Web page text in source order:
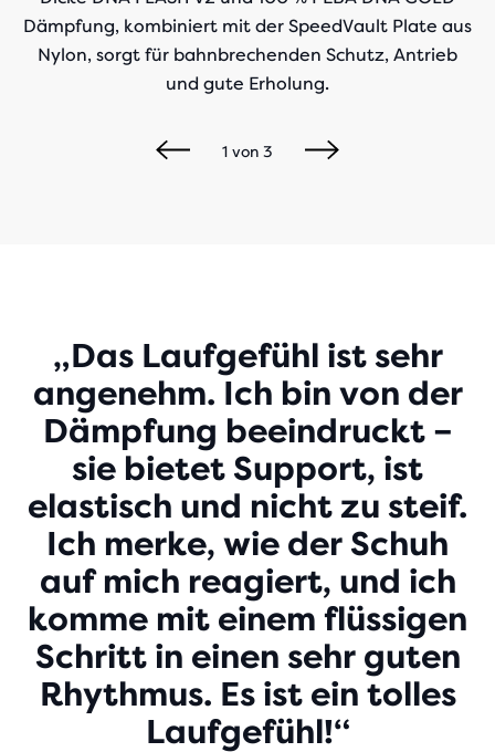
Dämpfung, kombiniert mit der SpeedVault Plate aus
Nylon, sorgt für bahnbrechenden Schutz, Antrieb
und gute Erholung.
1 von 3
Play
Video
„Das Laufgefühl ist sehr
angenehm. Ich bin von der
Dämpfung beeindruckt –
sie bietet Support, ist
elastisch und nicht zu steif.
Ich merke, wie der Schuh
auf mich reagiert, und ich
komme mit einem flüssigen
Schritt in einen sehr guten
Rhythmus. Es ist ein tolles
Laufgefühl!“